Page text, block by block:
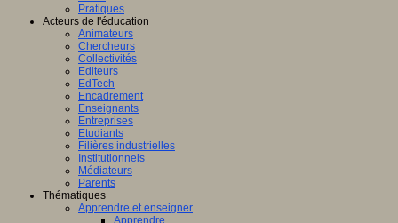
Pratiques
Acteurs de l'éducation
Animateurs
Chercheurs
Collectivités
Editeurs
EdTech
Encadrement
Enseignants
Entreprises
Etudiants
Filières industrielles
Institutionnels
Médiateurs
Parents
Thématiques
Apprendre et enseigner
Apprendre